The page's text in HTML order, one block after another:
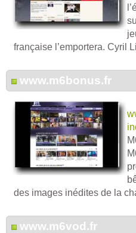
française l’emportera. Cyril
www.m6bonus.fr
des images inédites de la
www.m6vod.fr